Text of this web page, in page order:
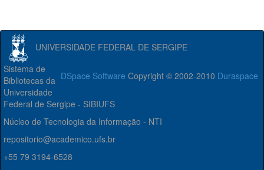
UNIVERSIDADE FEDERAL DE SERGIPE
DSpace Software Copyright © 2002-2010 Duraspace
Sistema de
Bibliotecas da
Universidade
Federal de Sergipe - SIBIUFS
Núcleo de Tecnologia da Informação - NTI
repositorio@academico.ufs.br
+55 79 3194-6528